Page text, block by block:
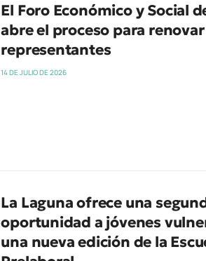
El Foro Económico y Social
abre el proceso para renovar
representantes
14 DE JULIO DE 2026
La Laguna ofrece una
oportunidad a jóvenes
una nueva edición de la